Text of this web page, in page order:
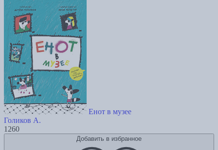
Енот в музее
Голиков А.
1260
Добавить в избранное